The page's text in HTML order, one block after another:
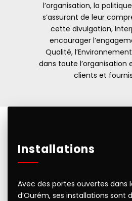
l’organisation, la
s’assurant de leur
cette divulgation,
encourager
Qualité,
dans toute l’organisation
clients et
Installations
Avec des portes ouvertes dans
d’Ourém, ses installations